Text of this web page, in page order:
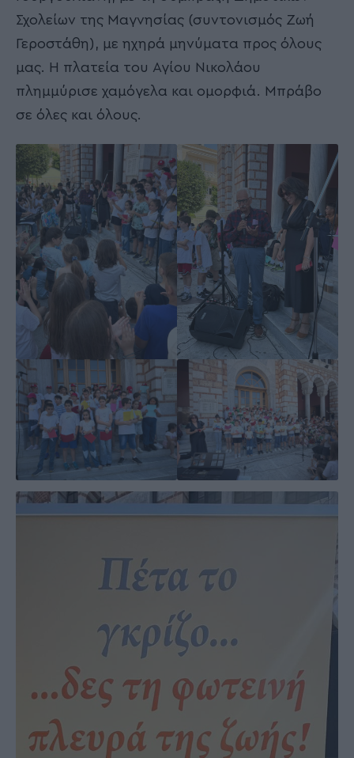
Σχολείων της Μαγνησίας (συντονισμός Ζωή
Γεροστάθη), με ηχηρά μηνύματα προς όλους
μας. Η πλατεία του Αγίου Νικολάου
πλημμύρισε χαμόγελα και ομορφιά. Μπράβο
σε όλες και όλους.